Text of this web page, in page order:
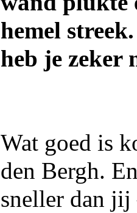
hemel
heb je zeker
Wat goed is
den Bergh.
sneller dan